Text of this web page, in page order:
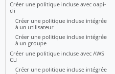
Créer une politique incluse avec oapi-
cli
Créer une politique incluse intégrée
à un utilisateur
Créer une politique incluse intégrée
à un groupe
Créer une politique incluse avec AWS
CLI
Créer une politique incluse intégrée